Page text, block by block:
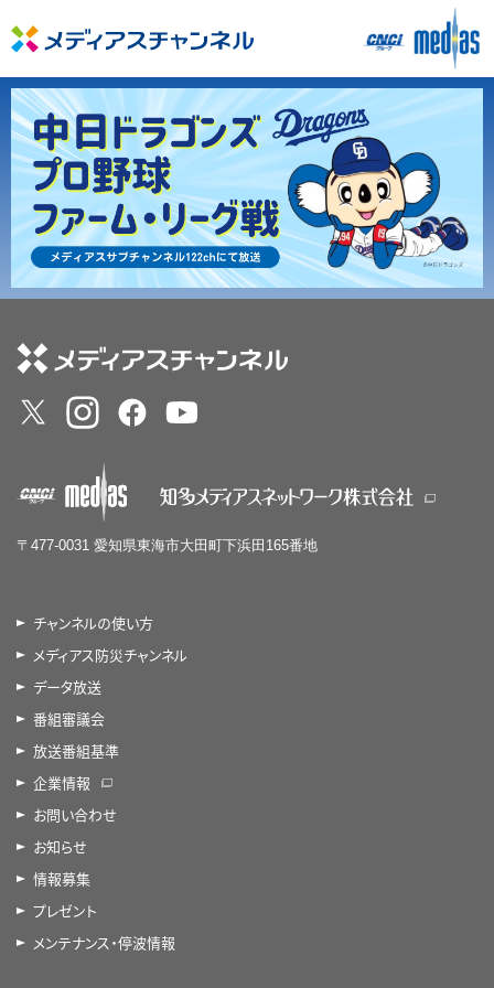
〒477-0031 愛知県東海市大田町下浜田165番地
チャンネルの使い方
メディアス防災チャンネル
データ放送
番組審議会
放送番組基準
企業情報
お問い合わせ
お知らせ
情報募集
プレゼント
メンテナンス・停波情報